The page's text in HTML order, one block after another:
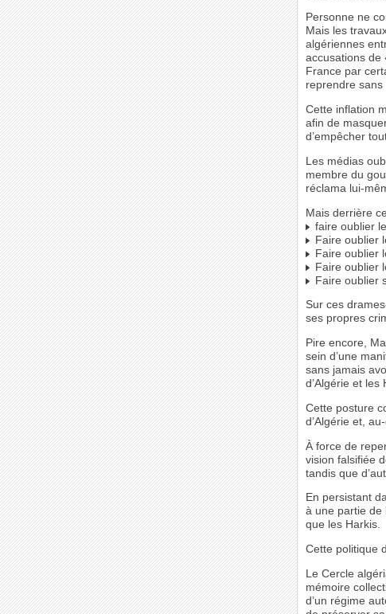
Personne ne
Mais les
algériennes
accusations de
France par
reprendre sans
Cette inflation
afin de
d’empêcher
Les médias
membre du
réclama lui-
Mais derrière
faire oublier
Faire oublier
Faire oublier
Faire oublier
Faire oublier
Sur ces
ses propres
Pire encore,
sein d’une
sans jamais
d’Algérie et les
Cette posture
d’Algérie et,
À force de
vision falsifiée
tandis que
En persistant
à une partie de
que les Harkis.
Cette politique
Le Cercle
mémoire
d’un régime